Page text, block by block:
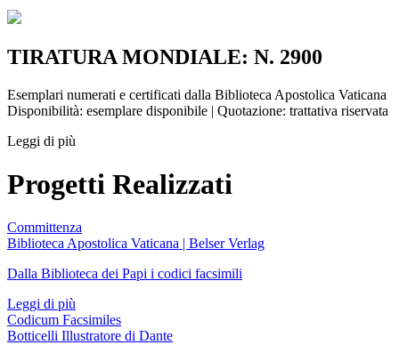
TIRATURA MONDIALE: N. 2900
Esemplari numerati e certificati dalla Biblioteca Apostolica Vaticana
Disponibilità: esemplare disponibile | Quotazione: trattativa riservata
Leggi di più
Progetti Realizzati
Committenza
Biblioteca Apostolica Vaticana | Belser Verlag
Dalla Biblioteca dei Papi i codici facsimili
Leggi di più
Codicum Facsimiles
Botticelli Illustratore di Dante